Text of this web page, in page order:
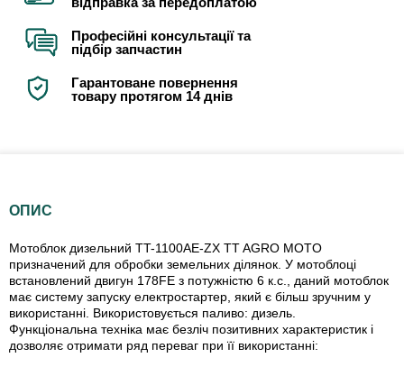
Професійні консультації та
підбір запчастин
Гарантоване повернення
товару протягом 14 днів
ОПИС
Мотоблок дизельний TT-1100AE-ZX TT AGRO MOTO
призначений для обробки земельних ділянок. У мотоблоці
встановлений двигун 178FЕ з потужністю 6 к.с., даний мотоблок
має систему запуску електростартер, який є більш зручним у
використанні. Використовується паливо: дизель.
Функціональна техніка має безліч позитивних характеристик і
дозволяє отримати ряд переваг при її використанні: